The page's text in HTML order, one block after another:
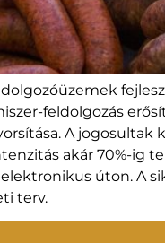
feldolgozás
A
akár 70%-ig
úton. A
terv.